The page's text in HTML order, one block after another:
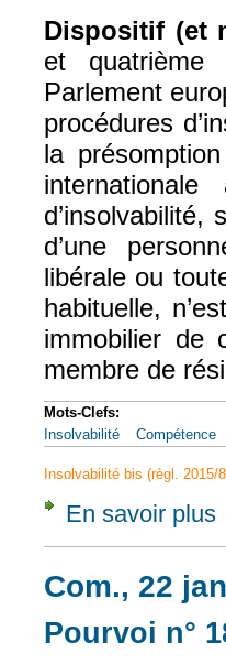
Dispositif (et
et quatrième
Parlement
procédures
la
d’une
libérale ou
habituelle,
immobilier de
membre de
Mots-Clefs:
Insolvabilité
Compétence
Insolvabilité bis (règl. 2015/
En savoir plus
Com., 22
Pourvoi n°